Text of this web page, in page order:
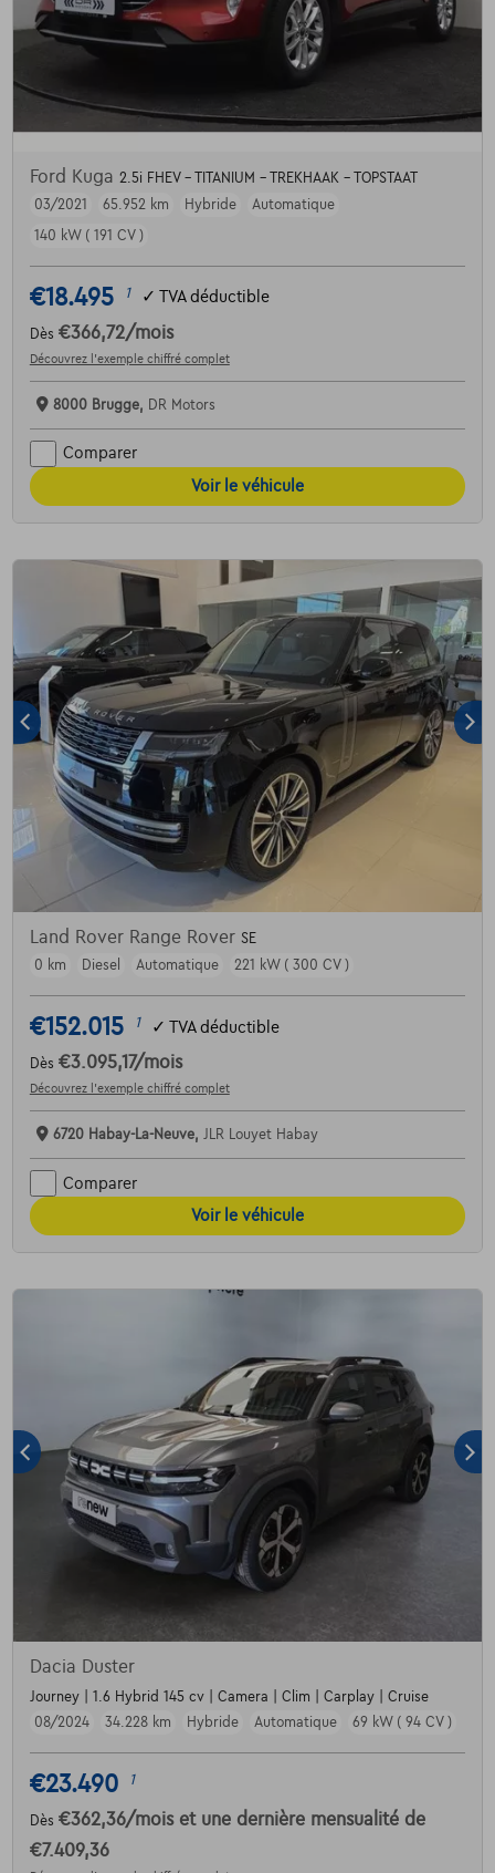
Ford Kuga 2.5i FHEV - TITANIUM - TREKHAAK - TOPSTAAT
03/2021
65.952 km Hybride
Automatique
140 kW ( 191 CV )
€18.495 1 ✓ TVA déductible
Dès €366,72/mois
Découvrez l’exemple chiffré complet
8000 Brugge, DR Motors
Comparer
Voir le véhicule
Land Rover Range Rover SE
0 km
Diesel Automatique 221 kW ( 300 CV )
€152.015 1 ✓ TVA déductible
Dès €3.095,17/mois
Découvrez l’exemple chiffré complet
6720 Habay-La-Neuve, JLR Louyet Habay
Comparer
Voir le véhicule
Dacia Duster
Journey | 1.6 Hybrid 145 cv | Camera | Clim | Carplay | Cruise
08/2024
34.228 km Hybride Automatique 69 kW ( 94 CV )
€23.490 1
Dès €362,36/mois et une dernière mensualité de
€7.409,36